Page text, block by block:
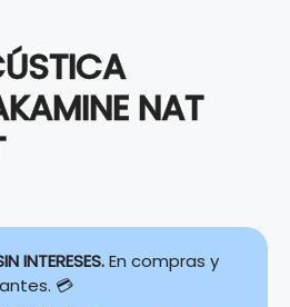
NAT
INTERESES.En compras y
💳